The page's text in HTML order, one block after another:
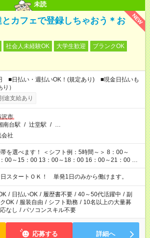
未読
NEW
カフェで登録しちゃおう＊お
社会人未経験OK 大学生歓迎
ブランクOK
■日払い・週払いOK！(規定あり) ■現金日払いも
）
途支給あり
沢市
南台駅 / 辻堂駅 / …
会社
を選べます！ ＜シフト例：5時間～＞ 8：00～
00～15：00 13：00～18：00 16：00～21：00 ＜
時間～＞ ・10：00～19：00 ・13：00～22：00 ・
6：00 など！是非ご希望をお聞かせください！
日スタートＯＫ！ 単発1日のみから働けます。
/ 日払いOK / 履歴書不要 / 40～50代活躍中 / 副
OK / 服装自由 / シフト勤務 / 10名以上の大量募
なし / パソコンスキル不要
応募する 詳細へ